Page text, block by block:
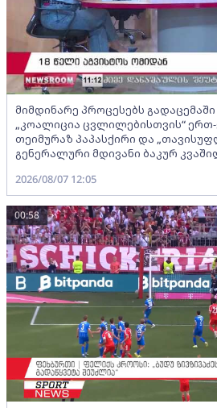
მიმდინარე პროცესებს
„კოალიცია ცვლილებისთვის“
თეიმურაზ პაპასქირი და
გენერალური მდივანი ბაკურ
2026/08/07 12:05
00:58